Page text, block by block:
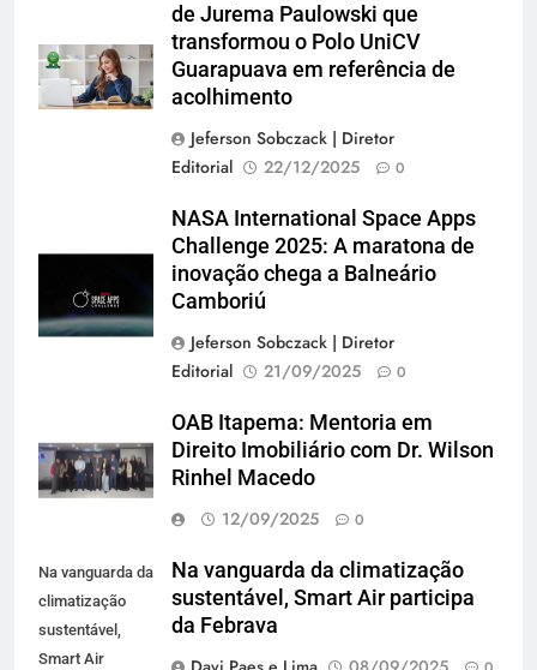
de Jurema Paulowski que
transformou o Polo UniCV
Guarapuava em referência de
acolhimento
Jeferson Sobczack | Diretor
Editorial
22/12/2025 0
NASA International Space Apps
Challenge 2025: A maratona de
inovação chega a Balneário
Camboriú
Jeferson Sobczack | Diretor
Editorial
21/09/2025 0
OAB Itapema: Mentoria em
Direito Imobiliário com Dr. Wilson
Rinhel Macedo
12/09/2025
0
Na vanguarda da
climatização
sustentável,
Smart Air
Na vanguarda da climatização
sustentável, Smart Air participa
da Febrava